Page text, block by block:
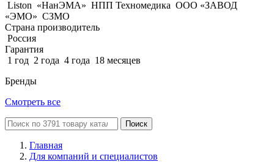
Liston «НанЭМА» НПП Техномедика ООО «ЗАВОД
«ЭМО» СЗМО
Страна производитель
Россия
Гарантия
1 год 2 года 4 года 18 месяцев
Бренды
Смотреть все
Поиск
Главная
Для компаний и специалистов